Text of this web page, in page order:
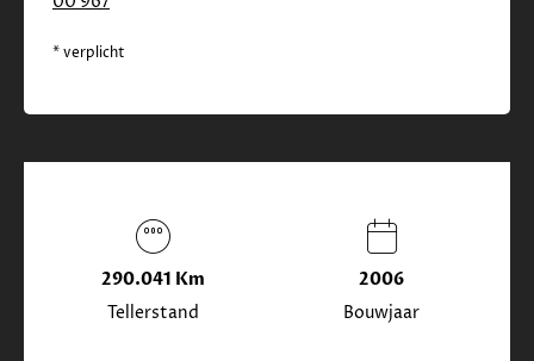
* verplicht
290.041 Km
Tellerstand
2006
Bouwjaar